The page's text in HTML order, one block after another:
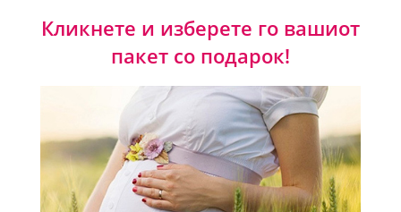
Кликнете и изберете го вашиот
пакет со подарок!